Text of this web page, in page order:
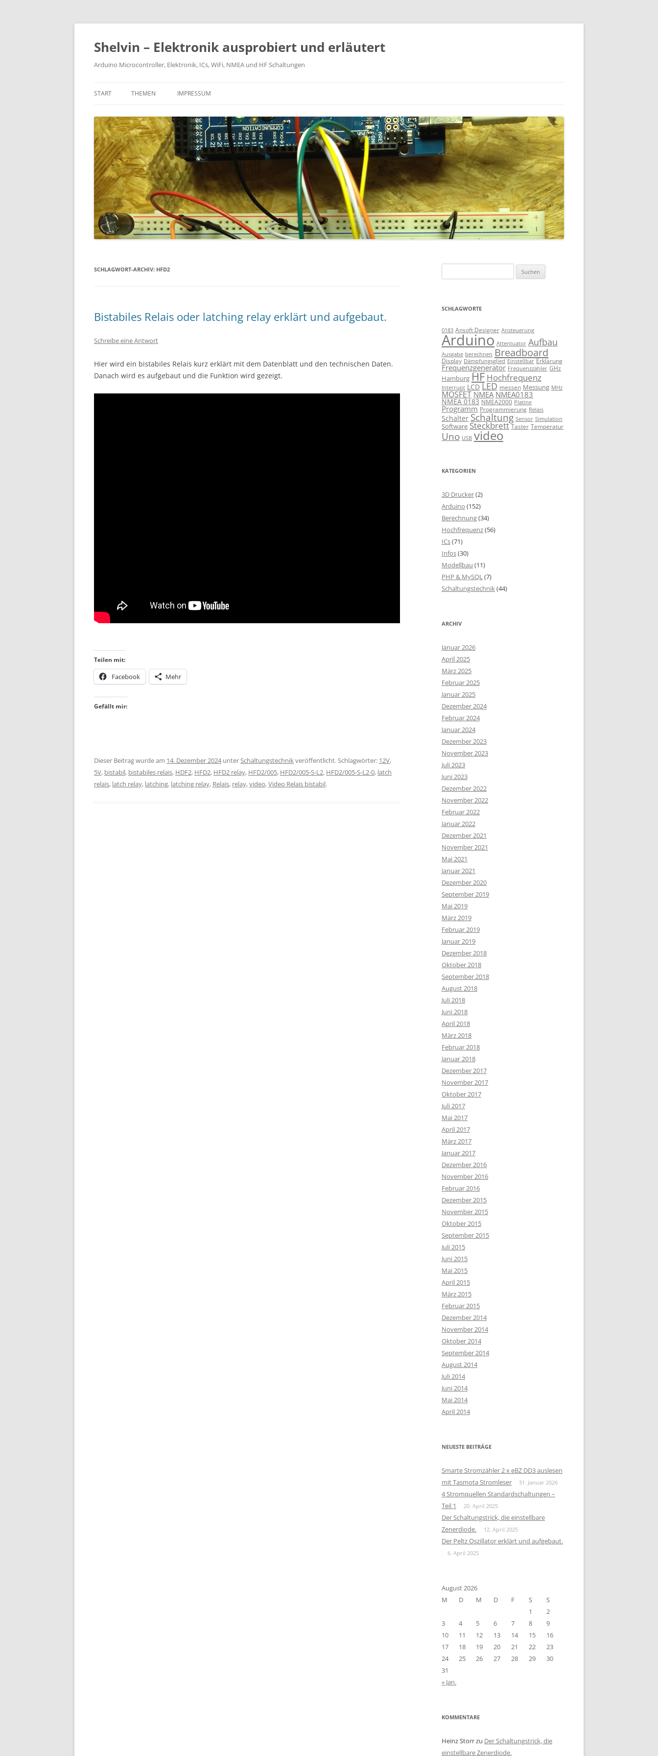
Zum
springen
Shelvin – Elektronik ausprobiert und erläutert
Arduino Microcontroller, Elektronik, ICs, WiFi, NMEA und HF Schaltungen
START THEMEN IMPRESSUM
SCHLAGWORT-ARCHIV: HFD2
Bistabiles Relais oder latching relay erklärt und aufgebaut.
Schreibe eine Antwort
Hier wird ein bistabiles Relais kurz erklärt mit dem Datenblatt und den technischen Daten.
Danach wird es aufgebaut und die Funktion wird gezeigt.
Teilen mit:
Facebook Mehr
Gefällt mir:
Dieser Beitrag wurde am 14. Dezember 2024unterSchaltungstechnikveröffentlicht. Schlagwörter: 12V,
5V, bistabil, bistabiles relais, HDF2, HFD2, HFD2 relay, HFD2/005, HFD2/005-S-L2, HFD2/005-S-L2-0, latch
relais, latch relay, latching, latching relay, Relais, relay,video,Video Relais bistabil.
nach:
SCHLAGWORTE
0183 Ansoft Designer Ansteuerung
Arduino Attentuator Aufbau
Ausgabe berechnen Breadboard
Display Dämpfungsglied Einstellbar Erklärung
Frequenzgenerator Frequenzzähler GHz
Hamburg HF Hochfrequenz
Interrupt LCD LED messen Messung MHz
MOSFET NMEA NMEA0183
NMEA 0183 NMEA2000 Platine
Programm Programmierung Relais
Schalter Schaltung Sensor Simulation
Software Steckbrett Taster Temperatur
Uno USB video
KATEGORIEN
3D Drucker(2)
Arduino (152)
Berechnung(34)
Hochfrequenz(56)
ICs(71)
Infos(30)
Modellbau (11)
PHP & MySQL(7)
Schaltungstechnik(44)
ARCHIV
Januar 2026
April 2025
März 2025
Februar 2025
Januar 2025
Dezember 2024
Februar 2024
Januar 2024
Dezember 2023
November 2023
Juli 2023
Juni 2023
Dezember 2022
November 2022
Februar 2022
Januar 2022
Dezember 2021
November 2021
Mai 2021
Januar 2021
Dezember 2020
September 2019
Mai 2019
März 2019
Februar 2019
Januar 2019
Dezember 2018
Oktober 2018
September 2018
August 2018
Juli 2018
Juni 2018
April 2018
März 2018
Februar 2018
Januar 2018
Dezember 2017
November 2017
Oktober 2017
Juli 2017
Mai 2017
April 2017
März 2017
Januar 2017
Dezember 2016
November 2016
Februar 2016
Dezember 2015
November 2015
Oktober 2015
September 2015
Juli 2015
Juni 2015
Mai 2015
April 2015
März 2015
Februar 2015
Dezember 2014
November 2014
Oktober 2014
September 2014
August 2014
Juli 2014
Juni 2014
Mai 2014
April 2014
NEUESTE BEITRÄGE
Smarte Stromzähler 2 x eBZ DD3 auslesen
mit Tasmota Stromleser
31. Januar 2026
4 Stromquellen Standardschaltungen –
Teil 1
20. April 2025
Der Schaltungstrick, die einstellbare
Zenerdiode.
12. April 2025
Der Peltz Oszillator erklärt und aufgebaut.
6. April 2025
August 2026
M
D M D F S
S
1
2
3
4 5 6 7 8
9
10
11 12 13 14 15
16
17
18 19 20 21 22
23
24
25 26 27 28 29
30
31
« Jan.
KOMMENTARE
Heinz Storrzu Der Schaltungstrick, die
einstellbare Zenerdiode.